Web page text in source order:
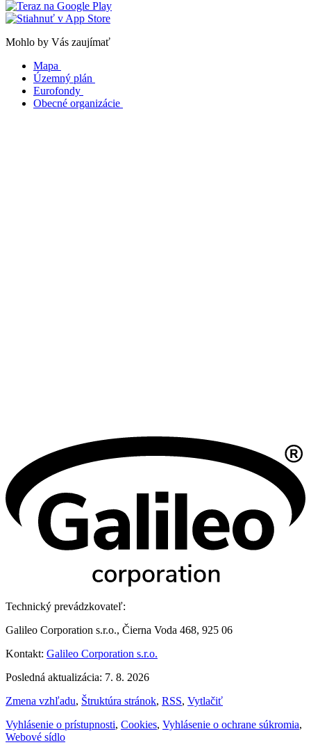
Mohlo by Vás zaujímať
Mapa
Územný plán
Eurofondy
Obecné organizácie
Technický prevádzkovateľ:
Galileo Corporation s.r.o., Čierna Voda 468, 925 06
Kontakt: Galileo Corporation s.r.o.
Posledná aktualizácia: 7. 8. 2026
Zmena vzhľadu, Štruktúra stránok, RSS, Vytlačiť
Vyhlásenie o prístupnosti, Cookies, Vyhlásenie o ochrane súkromia,
Webové sídlo